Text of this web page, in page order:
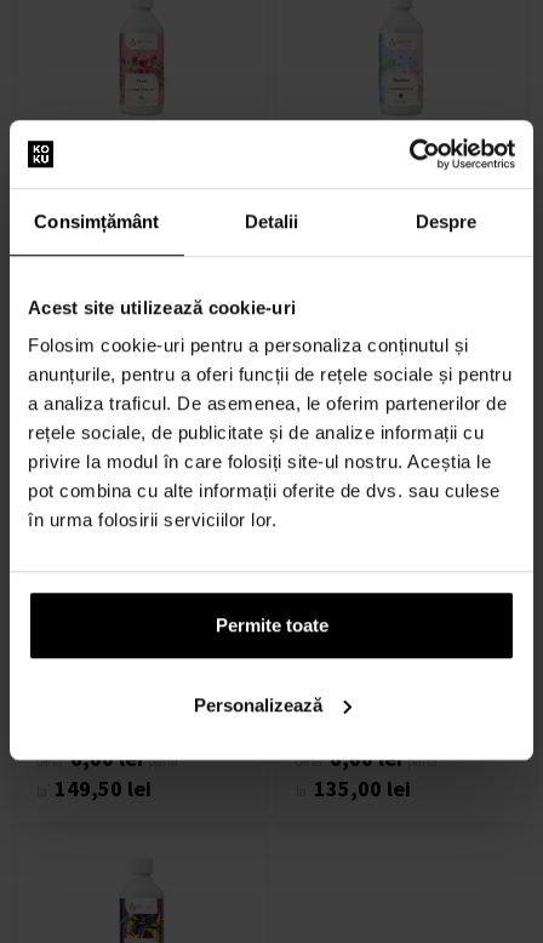
Consimțământ Detalii Despre
Acest site utilizează cookie-uri
Folosim cookie-uri pentru a personaliza conținutul și
anunțurile, pentru a oferi funcții de rețele sociale și pentru
a analiza traficul. De asemenea, le oferim partenerilor de
rețele sociale, de publicitate și de analize informații cu
privire la modul în care folosiți site-ul nostru. Aceștia le
pot combina cu alte informații oferite de dvs. sau culese
în urma folosirii serviciilor lor.
Permite toate
Personalizează
Parfumuri de rufe Issencia
Flora
Parfumuri pentru rufe -
la 149,50 lei
Parfumuri de rufe Issencia
Parfumuri pentru rufe -
la134,50 lei
Parfumuri pentru rufe -
de la6,00 leipână
149,50 lei
De la % - până la %s -
Parfumuri pentru rufe -
În stoc
de la6,00 leipână
135,00 lei